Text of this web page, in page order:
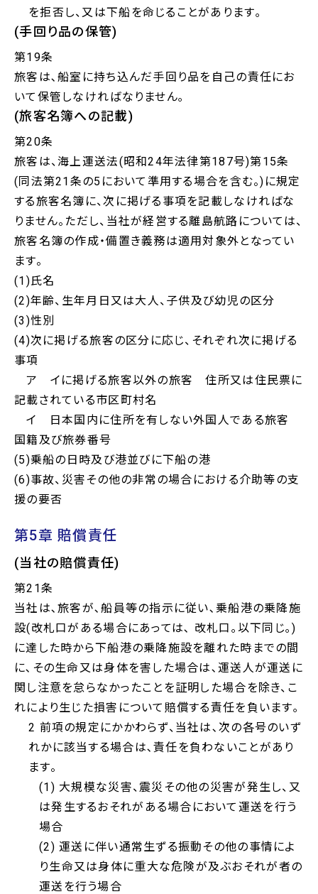
を拒否し、又は下船を命じることがあります｡
(手回り品の保管)
第19条
旅客は､船室に持ち込んだ手回り品を自己の責任にお
いて保管しなければなりません｡
(旅客名簿への記載)
第20条
旅客は、海上運送法(昭和24年法律第187号)第15条
(同法第21条の5において準用する場合を含む。)に規定
する旅客名簿に、次に掲げる事項を記載しなければな
りません。ただし、当社が経営する離島航路については、
旅客名簿の作成・備置き義務は適用対象外となってい
ます。
(1)氏名
(2)年齢、生年月日又は大人、子供及び幼児の区分
(3)性別
(4)次に掲げる旅客の区分に応じ、それぞれ次に掲げる
事項
ア イに掲げる旅客以外の旅客 住所又は住民票に
記載されている市区町村名
イ 日本国内に住所を有しない外国人である旅客
国籍及び旅券番号
(5)乗船の日時及び港並びに下船の港
(6)事故、災害その他の非常の場合における介助等の支
援の要否
第5章 賠償責任
(当社の賠償責任)
第21条
当社は､旅客が､船員等の指示に従い､乗船港の乗降施
設(改札口がある場合にあっては､ 改札口｡以下同じ｡)
に達した時から下船港の乗降施設を離れた時までの間
に､その生命又は身体を害した場合は､運送人が運送に
関し注意を怠らなかったことを証明した場合を除き、こ
れにより生じた損害について賠償する責任を負います｡
2 前項の規定にかかわらず、当社は､次の各号のいず
れかに該当する場合は､責任を負わないことがあり
ます。
(1) 大規模な災害、震災その他の災害が発生し、又
は発生するおそれがある場合において運送を行う
場合
(2) 運送に伴い通常生ずる振動その他の事情によ
り生命又は身体に重大な危険が及ぶおそれが者の
運送を行う場合